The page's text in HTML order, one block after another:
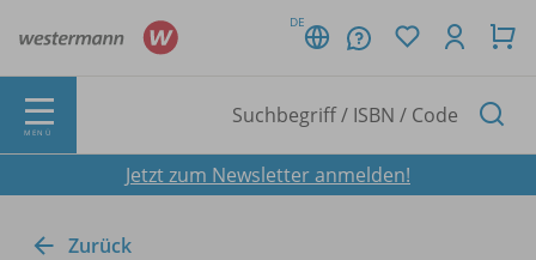
DE
MENÜ
Jetzt zum Newsletter anmelden!
Zurück